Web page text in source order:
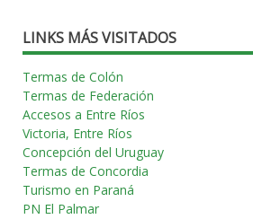
LINKS MÁS VISITADOS
Termas de Colón
Termas de Federación
Accesos a Entre Ríos
Victoria, Entre Ríos
Concepción del Uruguay
Termas de Concordia
Turismo en Paraná
PN El Palmar